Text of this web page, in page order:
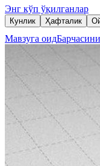
Энг кўп ўқилганлар
Кунлик Ҳафталик
Мавзуга оид